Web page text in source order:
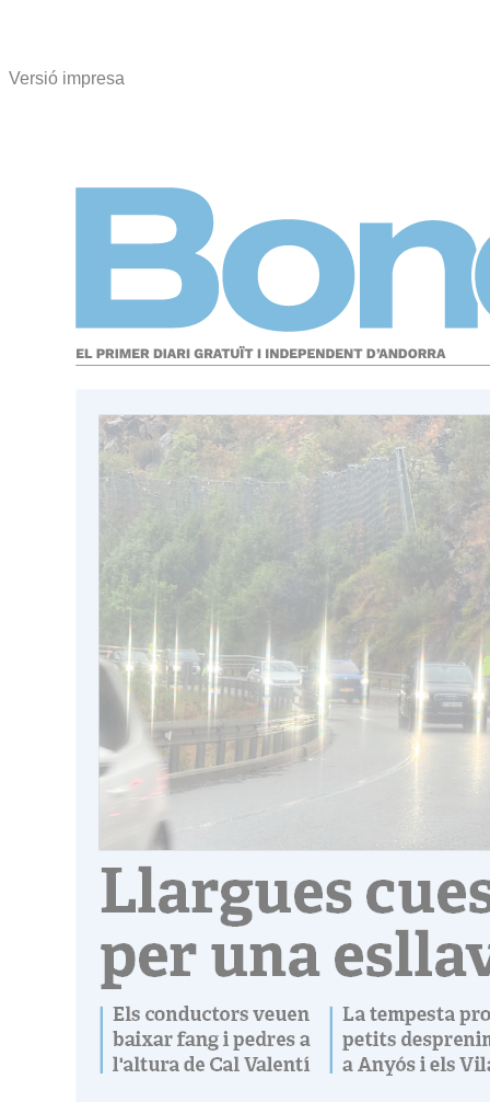
Versió impresa